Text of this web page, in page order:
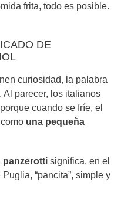
frita, todo es posible.
DE
curiosidad, la palabra
Al parecer, los italianos
cuando se fríe, el
una pequeña
panzerotti significa, en el
“pancita”, simple y